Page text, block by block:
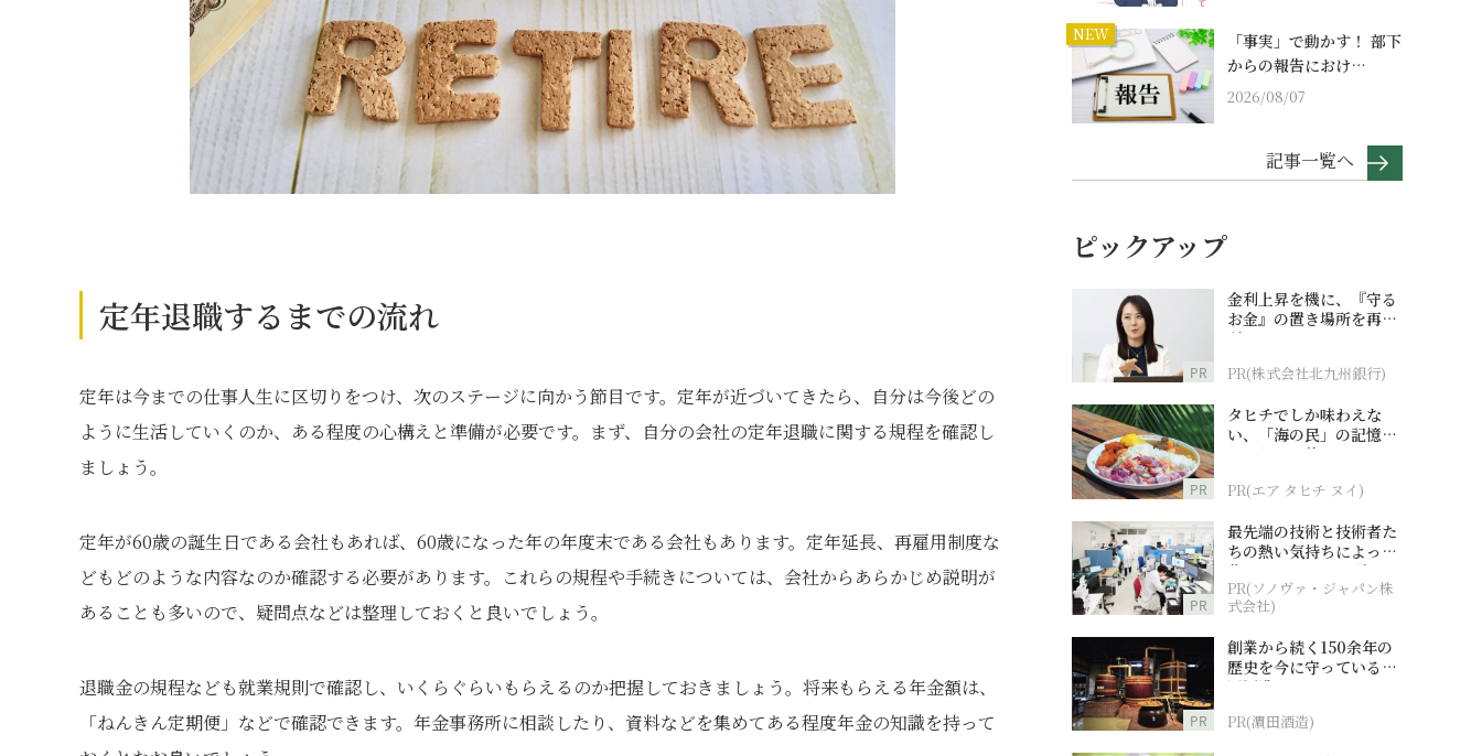
定年退職するまでの流れ
定年は今までの仕事人生に区切りをつけ、次のステージに向かう節目です。定年が近づいてきたら、自分は今後どの
ように生活していくのか、ある程度の心構えと準備が必要です。まず、自分の会社の定年退職に関する規程を確認し
ましょう。
定年が60歳の誕生日である会社もあれば、60歳になった年の年度末である会社もあります。定年延長、再雇用制度な
どもどのような内容なのか確認する必要があります。これらの規程や手続きについては、会社からあらかじめ説明が
あることも多いので、疑問点などは整理しておくと良いでしょう。
退職金の規程なども就業規則で確認し、いくらぐらいもらえるのか把握しておきましょう。将来もらえる年金額は、
「ねんきん定期便」などで確認できます。年金事務所に相談したり、資料などを集めてある程度年金の知識を持って
NEW
「事実」で動かす！ 部下
からの報告におけ…
2026/08/07
記事一覧へ
ピックアップ
PR
金利上昇を機に、『守る
お金』の置き場所を再検
討
PR(株式会社北九州銀行)
PR
タヒチでしか味わえな
い、「海の民」の記憶へ
とつながる旅
PR(エア タヒチ ヌイ)
PR
最先端の技術と技術者た
ちの熱い気持ちによって
作られているオーダーメ
イド補聴器
PR(ソノヴァ・ジャパン株
式会社)
PR
創業から続く150余年の
歴史を今に守っている濵
田酒造
PR(濵田酒造)